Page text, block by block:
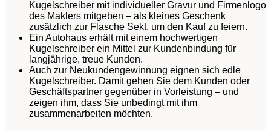
Kugelschreiber mit individueller Gravur und Firmenlogo
des Maklers mitgeben – als kleines Geschenk
zusätzlich zur Flasche Sekt, um den Kauf zu feiern.
Ein Autohaus erhält mit einem hochwertigen
Kugelschreiber ein Mittel zur Kundenbindung für
langjährige, treue Kunden.
Auch zur Neukundengewinnung eignen sich edle
Kugelschreiber. Damit gehen Sie dem Kunden oder
Geschäftspartner gegenüber in Vorleistung – und
zeigen ihm, dass Sie unbedingt mit ihm
zusammenarbeiten möchten.